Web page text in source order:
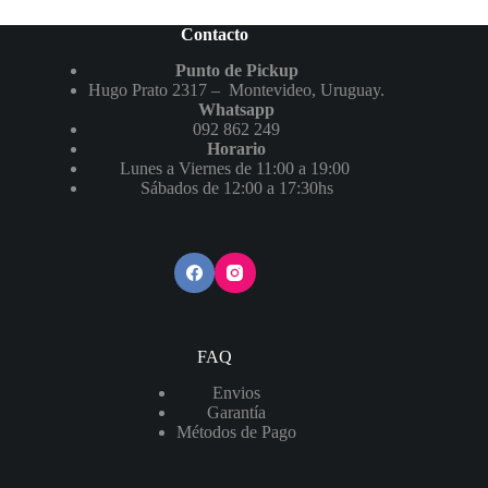
Contacto
Punto de Pickup
Hugo Prato 2317 – Montevideo, Uruguay.
Whatsapp
092 862 249
Horario
Lunes a Viernes de 11:00 a 19:00
Sábados de 12:00 a 17:30hs
FAQ
Envios
Garantía
Métodos de Pago